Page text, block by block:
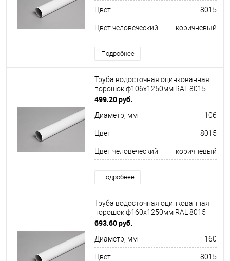
Цвет 8015
Цвет человеческий коричневый
Подробнее
Труба водосточная оцинкованная
порошок ф106х1250мм RAL 8015
499.20 руб.
Диаметр, мм 106
Цвет 8015
Цвет человеческий коричневый
Подробнее
Труба водосточная оцинкованная
порошок ф160х1250мм RAL 8015
693.60 руб.
Диаметр, мм 160
Цвет 8015